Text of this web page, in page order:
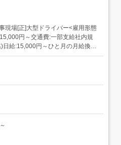
現場[正]大型ドライバー<雇用形態
円～交通費:一部支給社内規
給:15,000円～ひと月の月給換算,
当含む 経験や能力を考慮し、決定
間日給 10tタンク日給15,...
～